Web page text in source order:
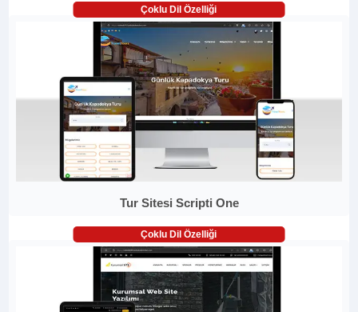
Çoklu Dil Özelliği
Tur Sitesi Scripti One
Çoklu Dil Özelliği